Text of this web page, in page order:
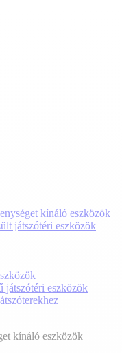
kínáló eszközök
játszótéri eszközök
játszótéri eszközök
kínáló eszközök